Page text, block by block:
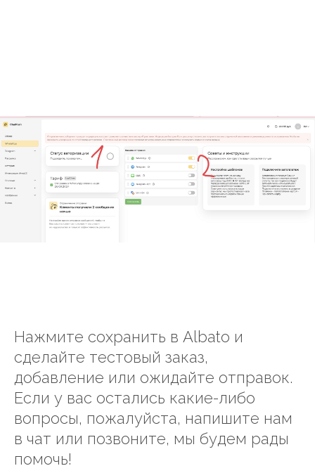
Нажмите сохранить в Albato и
сделайте тестовый заказ,
добавление или ожидайте отправок.
Если у вас остались какие-либо
вопросы, пожалуйста, напишите нам
в чат или позвоните, мы будем рады
помочь!